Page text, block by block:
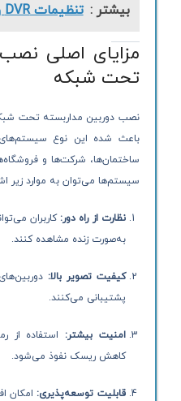
بیشتر : تنظیمات DVR و NVR به زبان ساده
مزایای اصلی
تحت شبکه
نصب دوربین مداربسته تحت
باعث شده این نوع سیستم‌های
ساختمان‌ها، شرکت‌ها و
سیستم‌ها می‌توان به موارد زیر
نظارت از راه دور: کاربران
به‌صورت زنده مشاهده کنند.
کیفیت تصویر بالا:
پشتیبانی می‌کنند.
امنیت بیشتر: استفاده از
کاهش ریسک نفوذ می‌شود.
قابلیت توسعه‌پذیری: امکان